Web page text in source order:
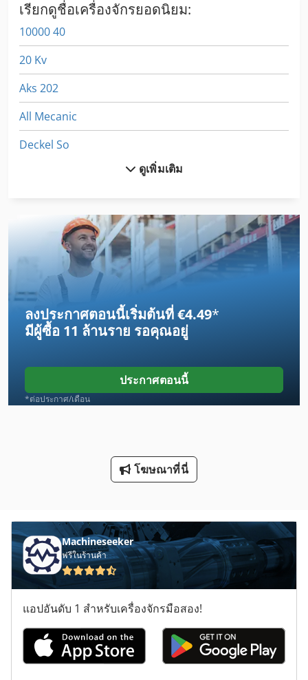
เรียกดูชื่อเครื่องจักรยอดนิยม:
10000 40
20 Kv
Aks 202
All Mecanic
Deckel So
Dws 200
Emu 200
Frm D Midi
Hpp 11
Lm Guide
Ls 703
Mvh 5 1 4 B
กิ โย ติ น
คน
บอลสกรู
ดูเพิ่มเติม
ลงประกาศตอนนี้เริ่มต้นที่ €4.49*
มีผู้ซื้อ 11 ล้านราย รอคุณอยู่
ประกาศตอนนี้
*ต่อประกาศ/เดือน
โฆษณาที่นี่
Machineseeker
ฟรีในร้านค้า
แอปอันดับ 1 สำหรับเครื่องจักรมือสอง!